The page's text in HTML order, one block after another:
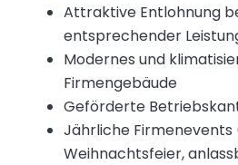
Attraktive Entlohnung
entsprechender
Modernes und
Firmengebäude
Geförderte
Jährliche Firmenevents
Weihnachtsfeier,